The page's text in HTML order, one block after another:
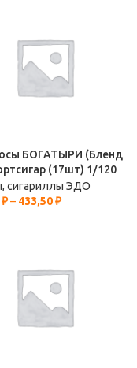
БОГАТЫРИ (Бленд
(17шт) 1/120
сигариллы ЭДО
₽– 433,50₽